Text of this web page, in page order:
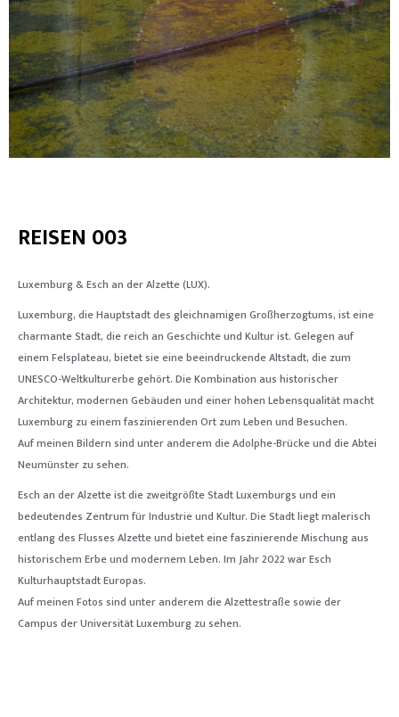
REISEN 003
Luxemburg & Esch an der Alzette (LUX).
Luxemburg, die Hauptstadt des gleichnamigen Großherzogtums, ist eine
charmante Stadt, die reich an Geschichte und Kultur ist. Gelegen auf
einem Felsplateau, bietet sie eine beeindruckende Altstadt, die zum
UNESCO-Weltkulturerbe gehört. Die Kombination aus historischer
Architektur, modernen Gebäuden und einer hohen Lebensqualität macht
Luxemburg zu einem faszinierenden Ort zum Leben und Besuchen.
Auf meinen Bildern sind unter anderem dieAdolphe-Brückeund die Abtei
Neumünster zu sehen.
Esch an der Alzette ist die zweitgrößte Stadt Luxemburgs und ein
bedeutendes Zentrum für Industrie und Kultur. Die Stadt liegt malerisch
entlang des Flusses Alzette und bietet eine faszinierende Mischung aus
historischem Erbe und modernem Leben. Im Jahr 2022 war Esch
Kulturhauptstadt Europas.
Auf meinen Fotos sind unter anderem dieAlzettestraßesowie der
Campus der Universität Luxemburg zu sehen.